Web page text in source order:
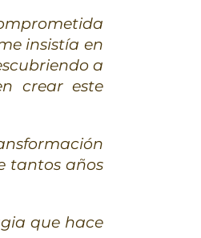
insistía en
a
crear este
tantos años
que hace